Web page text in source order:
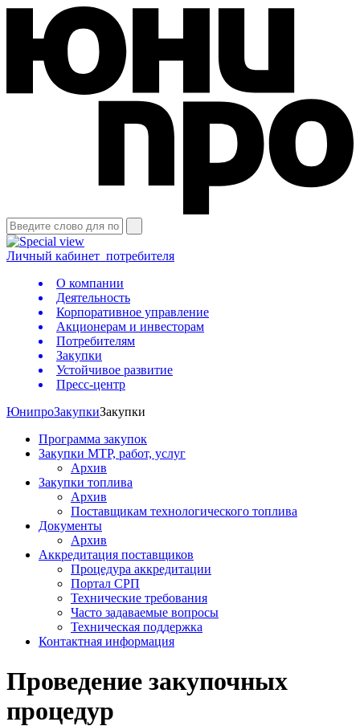
Личный кабинет потребителя
О компании
Деятельность
Корпоративное управление
Акционерам и инвесторам
Потребителям
Закупки
Устойчивое развитие
Пресс-центр
ЮнипроЗакупкиЗакупки
Программа закупок
Закупки МТР, работ, услуг
Архив
Закупки топлива
Архив
Поставщикам технологического топлива
Документы
Архив
Аккредитация поставщиков
Процедура аккредитации
Портал СРП
Технические требования
Часто задаваемые вопросы
Техническая поддержка
Контактная информация
Проведение закупочных
процедур